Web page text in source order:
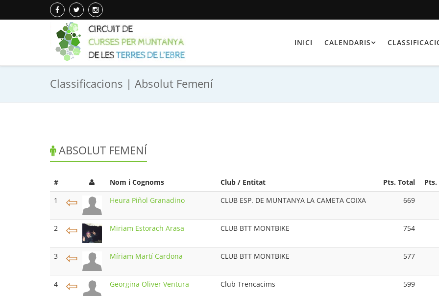
INICI CALENDARIS
Classificacions | Absolut Femení
ABSOLUT FEMENÍ
# Nom i Cognoms Club / Entitat Pts. Total
1
⇦ Heura Piñol Granadino CLUB ESP. DE MUNTANYA LA CAMETA COIXA 669
2 ⇦ Miriam Estorach Arasa CLUB BTT MONTBIKE 754
3 ⇦ Míriam Martí Cardona CLUB BTT MONTBIKE 577
4 ⇦ Georgina Oliver Ventura Club Trencacims 599